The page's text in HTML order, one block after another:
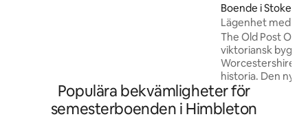
restauranger. Lokal pub som serverar
mat 2 minuters promenad bort. Husdjur
efter överenskommelse, TV, Wifi,
Boende i Stoke
Lägenhet med
The Old Post
viktoriansk
Worcestershire
historia. Den nya
med privat
Fresco-matplats
Populära bekvämligheter för
semesterboenden i Himbleton